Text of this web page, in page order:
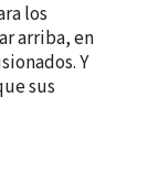
los
arriba, en
Y
sus